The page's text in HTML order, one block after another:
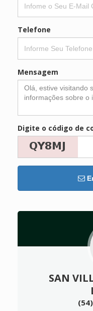
Telefone
Mensagem
Digite o código de
SAN